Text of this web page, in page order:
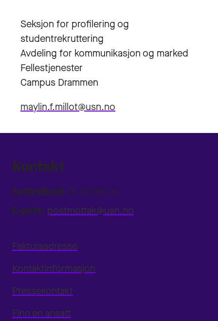
Seksjon for profilering og
studentrekruttering
Avdeling for kommunikasjon og marked
Fellestjenester
Campus Drammen
maylin.f.millot@usn.no
Kontakt
Sentralbord: 31 00 80 00
E-post: postmottak@usn.no
Fakturaadresse
Kontaktinformasjon
Pressekontakt
Finn en ansatt